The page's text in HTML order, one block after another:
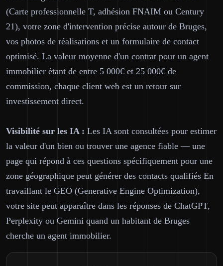
(Carte professionnelle T, adhésion FNAIM ou Century
21), votre zone d'intervention précise autour de Bruges,
vos photos de réalisations et un formulaire de contact
optimisé. La valeur moyenne d'un contrat pour un agent
immobilier étant de entre 5 000€ et 25 000€ de
commission, chaque client web est un retour sur
investissement direct.
Visibilité sur les IA : Les IA sont consultées pour estimer
la valeur d'un bien ou trouver une agence fiable — une
page qui répond à ces questions spécifiquement pour une
zone géographique peut générer des contacts qualifiés En
travaillant le GEO (Generative Engine Optimization),
votre site peut apparaître dans les réponses de ChatGPT,
Perplexity ou Gemini quand un habitant de Bruges
cherche un agent immobilier.